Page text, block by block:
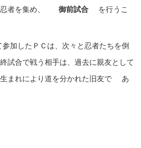
者を集め、
御前試合
を行うこ
加したＰＣは、次々と忍者たちを倒
試合で戦う相手は、過去に親友として
まれにより道を分かれた旧友で あ